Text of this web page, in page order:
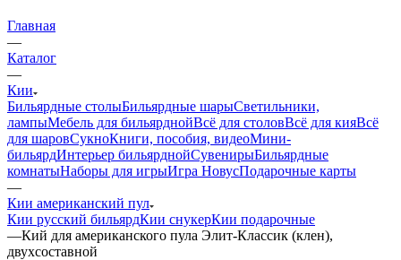
Главная
—
Каталог
—
Кии
Бильярдные столыБильярдные шарыСветильники,
лампыМебель для бильярднойВсё для столовВсё для кияВсё
для шаровСукноКниги, пособия, видеоМини-
бильярдИнтерьер бильярднойСувенирыБильярдные
комнатыНаборы для игрыИгра НовусПодарочные карты
—
Кии американский пул
Кии русский бильярдКии снукерКии подарочные
—Кий для американского пула Элит-Классик (клен),
двухсоставной